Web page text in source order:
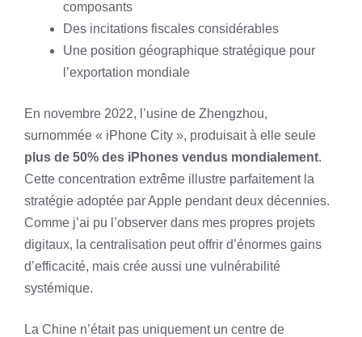
composants
Des incitations fiscales considérables
Une position géographique stratégique pour
l’exportation mondiale
En novembre 2022, l’usine de Zhengzhou,
surnommée « iPhone City », produisait à elle seule
plus de 50% des iPhones vendus mondialement.
Cette concentration extrême illustre parfaitement la
stratégie adoptée par Apple pendant deux décennies.
Comme j’ai pu l’observer dans mes propres projets
digitaux, la centralisation peut offrir d’énormes gains
d’efficacité, mais crée aussi une vulnérabilité
systémique.
La Chine n’était pas uniquement un centre de